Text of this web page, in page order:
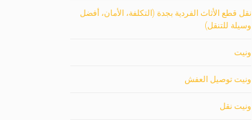
نقل قطع الأثاث الفردية بجدة (التكلفة، الأمان، أفضل
وسيلة للتنقل)
ونيت
ونيت توصيل العفش
ونيت نقل